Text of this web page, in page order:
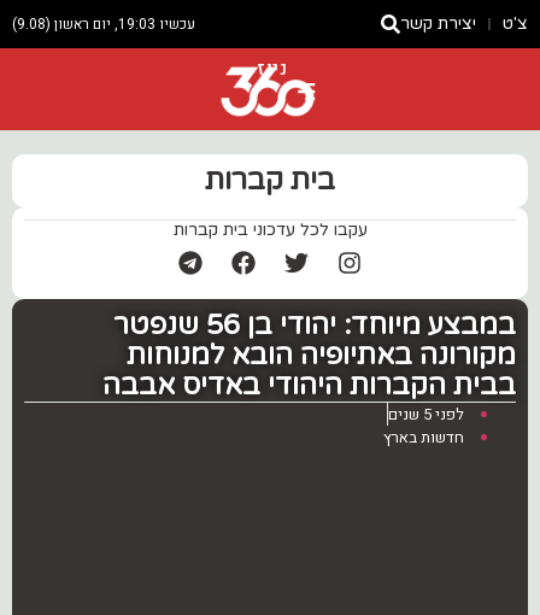
צ'ט יצירת קשר עכשיו 19:03, יום ראשון (9.08)
ניוז
בית קברות
עקבו לכל עדכוני בית קברות
במבצע מיוחד: יהודי בן 56 שנפטר
מקורונה באתיופיה הובא למנוחות
בבית הקברות היהודי באדיס אבבה
לפני 5 שנים
חדשות בארץ